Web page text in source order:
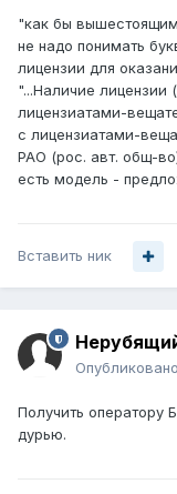
"как бы
не надо понимать
лицензии для
"...Наличие лицензии
лицензиатами-
с лицензиатами-
РАО (рос. авт. общ-
есть модель -
Вставить ник
Опубликовано
Получить оператору
дурью.